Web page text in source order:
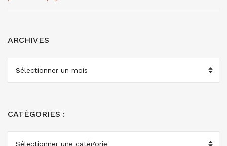
ARCHIVES
ARCHIVES
CATÉGORIES :
CATÉGORIES